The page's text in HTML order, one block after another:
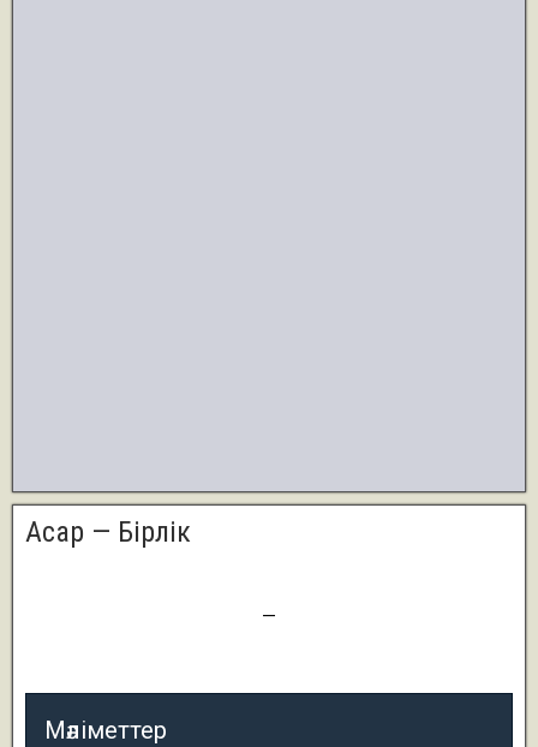
Асар — Бiрлiк
—
Мәліметтер